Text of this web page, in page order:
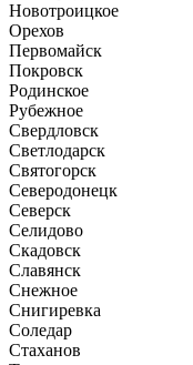
Новотроицкое
Орехов
Первомайск
Покровск
Родинское
Рубежное
Свердловск
Светлодарск
Святогорск
Северодонецк
Северск
Селидово
Скадовск
Славянск
Снежное
Снигиревка
Соледар
Стаханов